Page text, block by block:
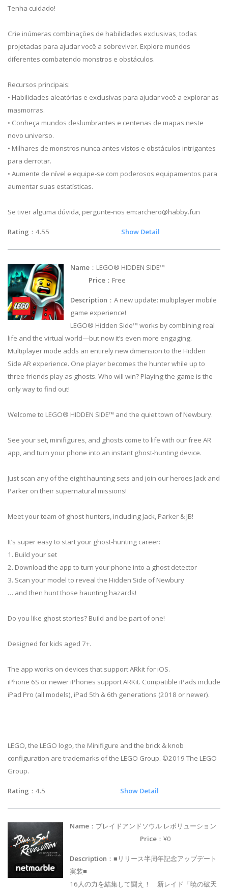
Tenha cuidado!
Crie inúmeras combinações de habilidades exclusivas, todas
projetadas para ajudar você a sobreviver. Explore mundos
diferentes combatendo monstros e obstáculos.
Recursos principais:
• Habilidades aleatórias e exclusivas para ajudar você a explorar as
masmorras.
• Conheça mundos deslumbrantes e centenas de mapas neste
novo universo.
• Milhares de monstros nunca antes vistos e obstáculos intrigantes
para derrotar.
• Aumente de nível e equipe-se com poderosos equipamentos para
aumentar suas estatísticas.
Se tiver alguma dúvida, pergunte-nos em:archero@habby.fun
Rating ：4.55 Show Detail
Name ：LEGO® HIDDEN SIDE™
Price ：Free
Description ：A new update: multiplayer mobile
game experience!
LEGO® Hidden Side™ works by combining real
life and the virtual world—but now it’s even more engaging.
Multiplayer mode adds an entirely new dimension to the Hidden
Side AR experience. One player becomes the hunter while up to
three friends play as ghosts. Who will win? Playing the game is the
only way to find out!
Welcome to LEGO® HIDDEN SIDE™ and the quiet town of Newbury.
See your set, minifigures, and ghosts come to life with our free AR
app, and turn your phone into an instant ghost-hunting device.
Just scan any of the eight haunting sets and join our heroes Jack and
Parker on their supernatural missions!
Meet your team of ghost hunters, including Jack, Parker & JB!
It’s super easy to start your ghost-hunting career:
1. Build your set
2. Download the app to turn your phone into a ghost detector
3. Scan your model to reveal the Hidden Side of Newbury
… and then hunt those haunting hazards!
Do you like ghost stories? Build and be part of one!
Designed for kids aged 7+.
The app works on devices that support ARkit for iOS.
iPhone 6S or newer iPhones support ARKit. Compatible iPads include
iPad Pro (all models), iPad 5th & 6th generations (2018 or newer).
LEGO, the LEGO logo, the Minifigure and the brick & knob
configuration are trademarks of the LEGO Group. ©2019 The LEGO
Group.
Rating ：4.5 Show Detail
Name ：ブレイドアンドソウル レボリューション
Price ：¥0
Description ：■リリース半周年記念アップデート
実装■
16人の力を結集して闘え！ 新レイド「暁の破天